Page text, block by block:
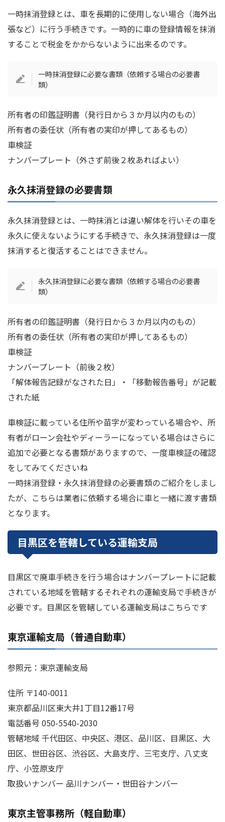
一時抹消登録とは、車を長期的に使用しない場合（海外出
張など）に行う手続きです。一時的に車の登録情報を抹消
することで税金をかからないように出来るのです。
一時抹消登録に必要な書類（依頼する場合の必要書
類）
所有者の印鑑証明書（発行日から３か月以内のもの）
所有者の委任状（所有者の実印が押してあるもの）
車検証
ナンバープレート（外さず前後２枚あればよい）
永久抹消登録の必要書類
永久抹消登録とは、一時抹消とは違い解体を行いその車を
永久に使えないようにする手続きで、永久抹消登録は一度
抹消すると復活することはできません。
永久抹消登録に必要な書類（依頼する場合の必要書
類）
所有者の印鑑証明書（発行日から３か月以内のもの）
所有者の委任状（所有者の実印が押してあるもの）
車検証
ナンバープレート（前後２枚）
「解体報告記録がなされた日」・「移動報告番号」が記載
された紙
車検証に載っている住所や苗字が変わっている場合や、所
有者がローン会社やディーラーになっている場合はさらに
追加で必要となる書類がありますので、一度車検証の確認
をしてみてくださいね
一時抹消登録・永久抹消登録の必要書類のご紹介をしまし
たが、こちらは業者に依頼する場合に車と一緒に渡す書類
となります。
目黒区を管轄している運輸支局
目黒区で廃車手続きを行う場合はナンバープレートに記載
されている地域を管轄するそれぞれの運輸支局で手続きが
必要です。目黒区を管轄している運輸支局はこちらです
東京運輸支局（普通自動車）
参照元：東京運輸支局
住所 〒140-0011
東京都品川区東大井1丁目12番17号
電話番号 050-5540-2030
管轄地域 千代田区、中央区、港区、品川区、目黒区、大
田区、世田谷区、渋谷区、大島支庁、三宅支庁、八丈支
庁、小笠原支庁
取扱いナンバー 品川ナンバー・世田谷ナンバー
東京主管事務所（軽自動車）